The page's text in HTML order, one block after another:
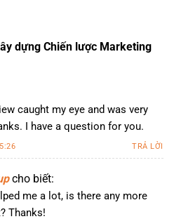
dựng Chiến lược Marketing
caught my eye and was very
I have a question for you.
TRẢ LỜI
cho biết:
me a lot, is there any more
Thanks!